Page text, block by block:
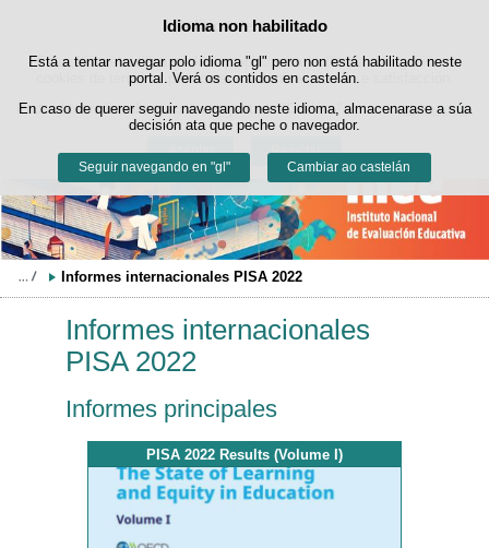
Política de cookies
Este sitio web utiliza cookies propias para facilitar a navegación e
cookies de terceiros para obter estatísticas de uso e satisfacción.
Pode obter máis información no apartado "Cookies" do nosoaviso legal.
Aceptar Rexeitar
Idioma non habilitado
Está a tentar navegar polo idioma "gl" pero non está habilitado neste
portal. Verá os contidos en castelán.
En caso de querer seguir navegando neste idioma, almacenarase a súa
decisión ata que peche o navegador.
Seguir navegando en "gl" Cambiar ao castelán
Saltar ao contido
Informes internacionales PISA 2022
Informes internacionales
PISA 2022
Informes principales
PISA 2022 Results (Volume I)